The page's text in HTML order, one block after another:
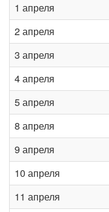
1 апреля
2 апреля
3 апреля
4 апреля
5 апреля
8 апреля
9 апреля
10 апреля
11 апреля